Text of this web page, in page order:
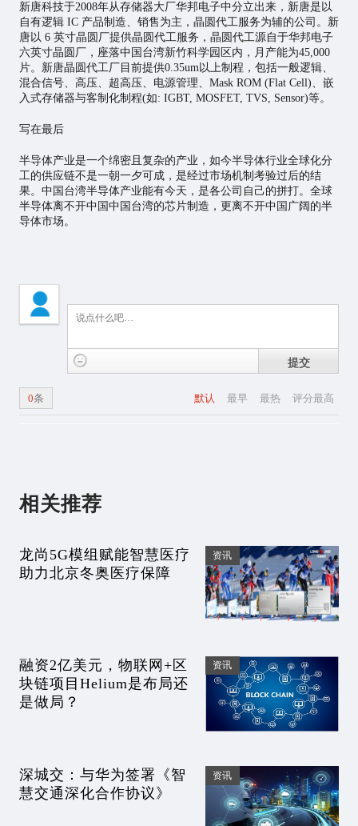
新唐科技于2008年从存储器大厂华邦电子中分立出来，新唐是以
自有逻辑 IC 产品制造、销售为主，晶圆代工服务为辅的公司。新
唐以 6 英寸晶圆厂提供晶圆代工服务，晶圆代工源自于华邦电子
六英寸晶圆厂，座落中国台湾新竹科学园区内，月产能为45,000
片。新唐晶圆代工厂目前提供0.35um以上制程，包括一般逻辑、
混合信号、高压、超高压、电源管理、Mask ROM (Flat Cell)、嵌
入式存储器与客制化制程(如: IGBT, MOSFET, TVS, Sensor)等。
写在最后
半导体产业是一个绵密且复杂的产业，如今半导体行业全球化分
工的供应链不是一朝一夕可成，是经过市场机制考验过后的结
果。中国台湾半导体产业能有今天，是各公司自己的拼打。全球
半导体离不开中国中国台湾的芯片制造，更离不开中国广阔的半
导体市场。
提交
默认 最早 最热 评分最高
0条
相关推荐
龙尚5G模组赋能智慧医疗
助力北京冬奥医疗保障
资讯
融资2亿美元，物联网+区
块链项目Helium是布局还
是做局？
资讯
深城交：与华为签署《智
慧交通深化合作协议》
资讯